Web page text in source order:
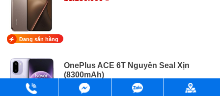
Đang sẵn hàng
OnePlus ACE 6T Nguyên Seal Xịn
(8300mAh)
11.690.000 ₫